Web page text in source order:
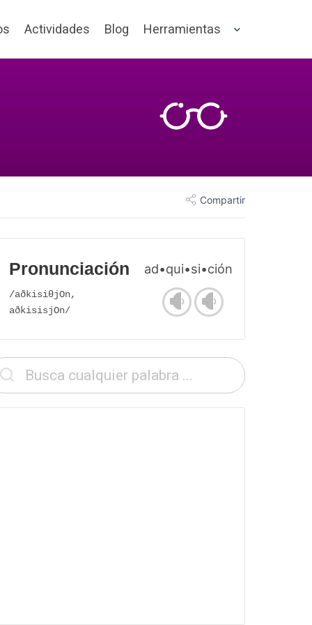
Actividades Blog Herramientas
Compartir
Pronunciación ad•qui•si•ción
/aðkisiθjOn,
aðkisisjOn/